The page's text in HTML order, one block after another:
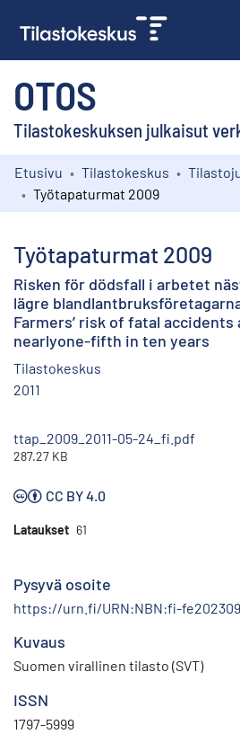
OTOS
Tilastokeskuksen julkaisut
Kokoelmat
Etusivu Tilastokeskus
Työtapaturmat 2009
Työtapaturmat 2009
Risken för dödsfall i arbetet
lägre
Farmers’ risk of fatal
nearlyone-fifth in ten years
Tilastokeskus
2011
ttap_2009_2011-05-24_fi.pdf
287.27 KB
CC BY 4.0
Lataukset 61
Pysyvä osoite
https://urn.fi/URN:NBN:fi-
Kuvaus
Suomen virallinen tilasto (SVT)
ISSN
1797-5999